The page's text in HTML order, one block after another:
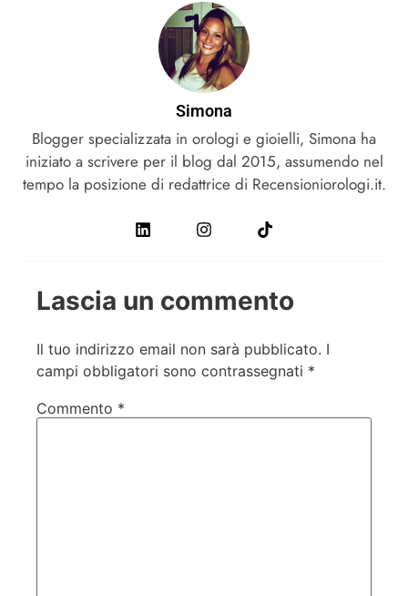
Simona
Blogger specializzata in orologi e gioielli, Simona ha
iniziato a scrivere per il blog dal 2015, assumendo nel
tempo la posizione di redattrice di Recensioniorologi.it.
Lascia un commento
Il tuo indirizzo email non sarà pubblicato. I
campi obbligatori sono contrassegnati *
Commento *